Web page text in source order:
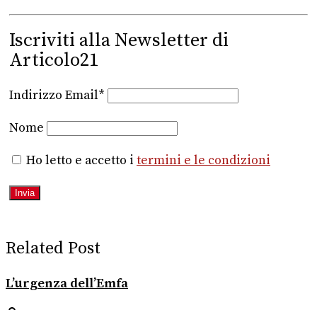
Iscriviti alla Newsletter di
Articolo21
Indirizzo Email*
Nome
Ho letto e accetto i termini e le condizioni
Related Post
L’urgenza dell’Emfa